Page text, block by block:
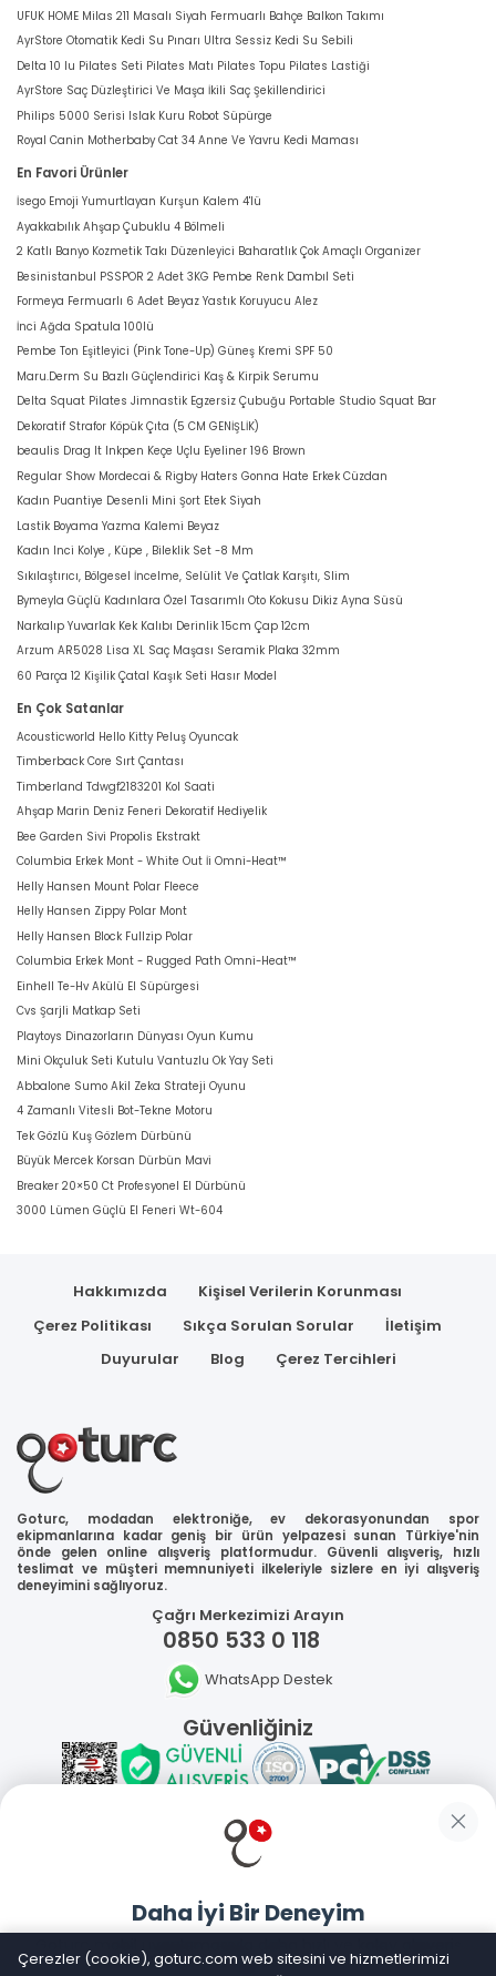
UFUK HOME Milas 211 Masalı Siyah Fermuarlı Bahçe Balkon Takımı
AyrStore Otomatik Kedi Su Pınarı Ultra Sessiz Kedi Su Sebili
Delta 10 lu Pilates Seti Pilates Matı Pilates Topu Pilates Lastiği
AyrStore Saç Düzleştirici Ve Maşa İkili Saç Şekillendirici
Philips 5000 Serisi Islak Kuru Robot Süpürge
Royal Canin Motherbaby Cat 34 Anne Ve Yavru Kedi Maması
En Favori Ürünler
İsego Emoji Yumurtlayan Kurşun Kalem 4'lü
Ayakkabılık Ahşap Çubuklu 4 Bölmeli
2 Katlı Banyo Kozmetik Takı Düzenleyici Baharatlık Çok Amaçlı Organizer
Besinistanbul PSSPOR 2 Adet 3KG Pembe Renk Dambıl Seti
Formeya Fermuarlı 6 Adet Beyaz Yastık Koruyucu Alez
İnci Ağda Spatula 100lü
Pembe Ton Eşitleyici (Pink Tone-Up) Güneş Kremi SPF 50
Maru.Derm Su Bazlı Güçlendirici Kaş & Kirpik Serumu
Delta Squat Pilates Jimnastik Egzersiz Çubuğu Portable Studio Squat Bar
Dekoratif Strafor Köpük Çıta (5 CM GENİŞLİK)
beaulis Drag It Inkpen Keçe Uçlu Eyeliner 196 Brown
Regular Show Mordecai & Rigby Haters Gonna Hate Erkek Cüzdan
Kadın Puantiye Desenli Mini Şort Etek Siyah
Lastik Boyama Yazma Kalemi Beyaz
Kadın Inci Kolye , Küpe , Bileklik Set -8 Mm
Sıkılaştırıcı, Bölgesel İncelme, Selülit Ve Çatlak Karşıtı, Slim
Bymeyla Güçlü Kadınlara Özel Tasarımlı Oto Kokusu Dikiz Ayna Süsü
Narkalıp Yuvarlak Kek Kalıbı Derinlik 15cm Çap 12cm
Arzum AR5028 Lisa XL Saç Maşası Seramik Plaka 32mm
60 Parça 12 Kişilik Çatal Kaşık Seti Hasır Model
En Çok Satanlar
Acousticworld Hello Kitty Peluş Oyuncak
Timberback Core Sırt Çantası
Timberland Tdwgf2183201 Kol Saati
Ahşap Marin Deniz Feneri Dekoratif Hediyelik
Bee Garden Sivi Propolis Ekstrakt
Columbia Erkek Mont - White Out İi Omni-Heat™
Helly Hansen Mount Polar Fleece
Helly Hansen Zippy Polar Mont
Helly Hansen Block Fullzip Polar
Columbia Erkek Mont - Rugged Path Omni-Heat™
Einhell Te-Hv Akülü El Süpürgesi
Cvs Şarjli Matkap Seti
Playtoys Dinazorların Dünyası Oyun Kumu
Mini Okçuluk Seti Kutulu Vantuzlu Ok Yay Seti
Abbalone Sumo Akil Zeka Strateji Oyunu
4 Zamanlı Vitesli Bot-Tekne Motoru
Tek Gözlü Kuş Gözlem Dürbünü
Büyük Mercek Korsan Dürbün Mavi
Breaker 20×50 Ct Profesyonel El Dürbünü
3000 Lümen Güçlü El Feneri Wt-604
Hakkımızda
Kişisel Verilerin Korunması
Çerez Politikası
Sıkça Sorulan Sorular
İletişim
Duyurular
Blog Çerez Tercihleri
Goturc, modadan elektroniğe, ev dekorasyonundan spor
ekipmanlarına kadar geniş bir ürün yelpazesi sunan Türkiye'nin
önde gelen online alışveriş platformudur. Güvenli alışveriş, hızlı
teslimat ve müşteri memnuniyeti ilkeleriyle sizlere en iyi alışveriş
deneyimini sağlıyoruz.
Çağrı Merkezimizi Arayın
0850 533 0 118
WhatsApp Destek
Güvenliğiniz
Sosyal Medya
Mobil Uygulamalarımız
Daha İyi Bir Deneyim
Goturc mobil uygulamasıyla daha hızlı ve kolay alışveriş
yapın
Çerezler (cookie), goturc.com web sitesini ve hizmetlerimizi